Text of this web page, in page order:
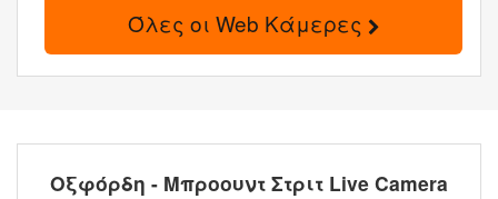
Όλες οι Web Κάμερες
Οξφόρδη - Μπροουντ Στριτ Live Camera